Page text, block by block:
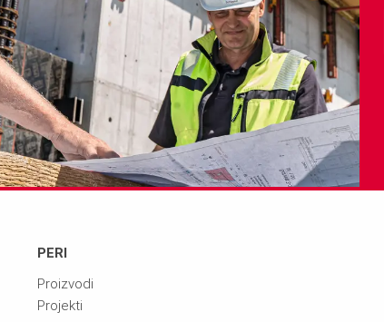
PERI
Proizvodi
Projekti